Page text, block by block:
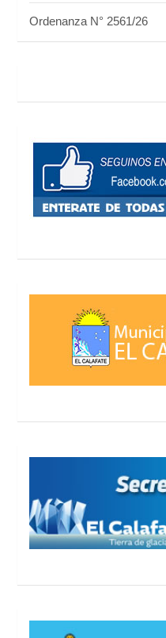
Ordenanza N° 2561/26